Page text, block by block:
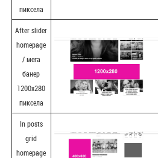
пиксела
After slider
homepage
/ мега
банер
1200х280
пиксела
In posts
grid
homepage